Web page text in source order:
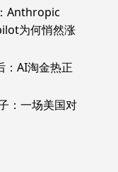
Anthropic
为何悄然涨
：AI淘金热正
：一场美国对